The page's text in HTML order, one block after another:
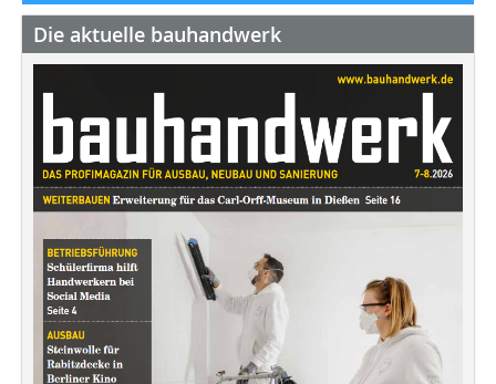
Die aktuelle bauhandwerk